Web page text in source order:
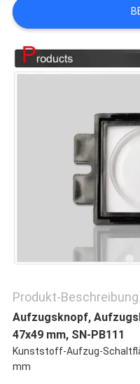
VERBINDUNG
NACHRICHTEN
SITEMAP
Produkt-Beschreibung
Aufzugsknopf,
47x49 mm, SN-PB111
Kunststoff-Aufzug-
mm